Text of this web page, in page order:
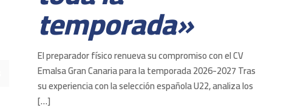
temporada»
El preparador físico renueva su compromiso con el CV
Emalsa Gran Canaria para la temporada 2026-2027 Tras
su experiencia con la selección española U22, analiza los
[…]